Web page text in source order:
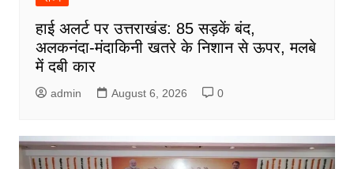
हाई अलर्ट पर उत्तराखंड: 85 सड़कें बंद,
अलकनंदा-मंदाकिनी खतरे के निशान से ऊपर, मलबे
में दबी कार
admin August 6, 2026 0